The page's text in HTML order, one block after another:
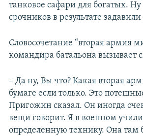
танковое сафари для богатых. Ну
срочников в результате
Словосочетание “вторая армия
командира батальона вызывает
– Да ну, Вы что? Какая вторая
бумаге если только. Это
Пригожин сказал. Он иногда
вещи говорит. Я в военном
определенную технику. Она там